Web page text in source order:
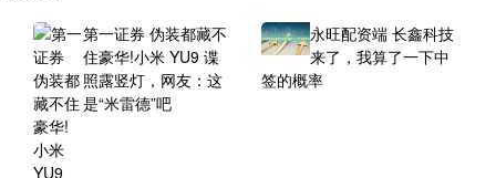
第一证券 伪装都藏不
住豪华!小米 YU9 谍
照露竖灯，网友：这
是“米雷德”吧
永旺配资端 长鑫科技
来了，我算了一下中
签的概率